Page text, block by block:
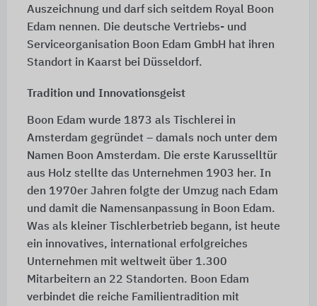
Auszeichnung und darf sich seitdem Royal Boon
Edam nennen. Die deutsche Vertriebs- und
Serviceorganisation Boon Edam GmbH hat ihren
Standort in Kaarst bei Düsseldorf.
Tradition und Innovationsgeist
Boon Edam wurde 1873 als Tischlerei in
Amsterdam gegründet – damals noch unter dem
Namen Boon Amsterdam. Die erste Karusselltür
aus Holz stellte das Unternehmen 1903 her. In
den 1970er Jahren folgte der Umzug nach Edam
und damit die Namensanpassung in Boon Edam.
Was als kleiner Tischlerbetrieb begann, ist heute
ein innovatives, international erfolgreiches
Unternehmen mit weltweit über 1.300
Mitarbeitern an 22 Standorten. Boon Edam
verbindet die reiche Familientradition mit